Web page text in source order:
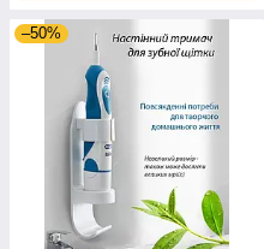
–50%